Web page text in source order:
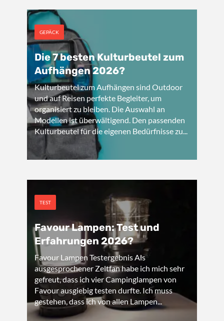
GEPÄCK
Die 7 besten Kulturbeutel zum
Aufhängen 2026?
Kulturbeutel zum Aufhängen sind Outdoor
und auf Reisen perfekte Begleiter, um
organisiert zu bleiben. Die Auswahl an
Modellen ist überwältigend. Den passenden
Kulturbeutel für die eigenen Bedürfnisse zu...
TEST
Favour Lampen: Test und
Erfahrungen 2026?
Favour Lampen Testergebnis Als
ausgesprochener Zeltfan habe ich mich sehr
gefreut, dass ich vier Campinglampen von
Favour ausgiebig testen durfte. Ich muss
gestehen, dass ich von allen Lampen...